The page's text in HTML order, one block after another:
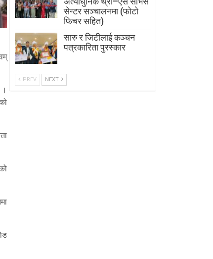
सेन्टर सञ्चालनमा (फोटो
फिचर सहित)
सारु र जिटीलाई कञ्चन
पत्रकारिता पुरस्कार
PREV NEXT